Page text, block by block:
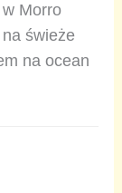
Morro
świeże
na ocean